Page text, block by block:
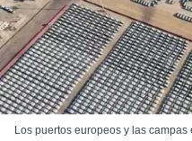
Los puertos europeos y las